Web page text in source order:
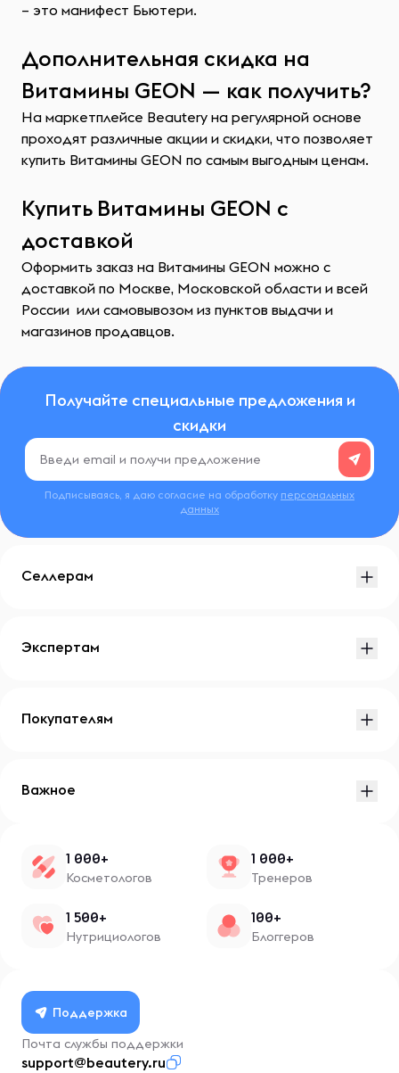
– это манифест Бьютери.
Дополнительная скидка на
Витамины GEON — как получить?
На маркетплейсе Beautery на регулярной основе
проходят различные акции и скидки, что позволяет
купить Витамины GEON по самым выгодным ценам.
Купить Витамины GEON с
доставкой
Оформить заказ на Витамины GEON можно с
доставкой по Москве, Московской области и всей
России или самовывозом из пунктов выдачи и
магазинов продавцов.
Получайте специальные предложения и
скидки
Подписываясь, я даю согласие на обработку персональных
данных
Селлерам
Экспертам
Покупателям
Важное
1 000+
Косметологов
1 000+
Тренеров
1 500+
Нутрициологов
100+
Блоггеров
Поддержка
Почта службы поддержки
support@beautery.ru